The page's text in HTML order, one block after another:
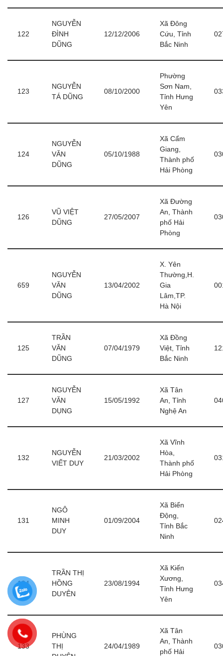
122
NGUYỄN
ĐÌNH
DŨNG
12/12/2006
Xã Đông
Cứu, Tỉnh
Bắc Ninh
123
NGUYỄN
TÁ DŨNG
08/10/2000
Phường
Sơn Nam,
Tỉnh Hưng
Yên
124
NGUYỄN
VĂN
DŨNG
05/10/1988
Xã Cẩm
Giang,
Thành phố
Hải Phòng
126
VŨ VIỆT
DŨNG
27/05/2007
Xã Đường
An, Thành
phố Hải
Phòng
659
NGUYỄN
VĂN
DŨNG
13/04/2002
X. Yên
Thường,H.
Gia
Lâm,TP.
Hà Nội
125
TRẦN
VĂN
DŨNG
07/04/1979
Xã Đồng
Việt, Tỉnh
Bắc Ninh
127
NGUYỄN
VĂN
DỤNG
15/05/1992
Xã Tân
An, Tỉnh
Nghệ An
132
NGUYỄN
VIẾT DUY
21/03/2002
Xã Vĩnh
Hòa,
Thành phố
Hải Phòng
131
NGÔ
MINH
DUY
01/09/2004
Xã Biển
Động,
Tỉnh Bắc
Ninh
134
TRẦN THỊ
HỒNG
DUYÊN
23/08/1994
Xã Kiến
Xương,
Tỉnh Hưng
Yên
133
PHÙNG
THỊ
24/04/1989
Xã Tân
An, Thành
phố Hải